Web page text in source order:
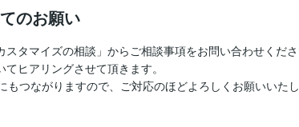
のお願い
スタマイズの相談」からご相談事項をお問い合わせくださ
ヒアリングさせて頂きます。
つながりますので、ご対応のほどよろしくお願いいたし